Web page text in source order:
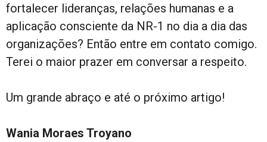
fortalecer lideranças, relações humanas e a
aplicação consciente da NR-1 no dia a dia das
organizações? Então entre em contato comigo.
Terei o maior prazer em conversar a respeito.
Um grande abraço e até o próximo artigo!
Wania Moraes Troyano